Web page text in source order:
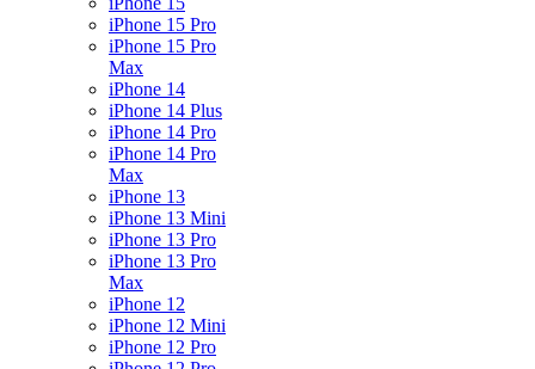
iPhone 15 Pro
iPhone 15 Pro
Max
iPhone 14
iPhone 14 Plus
iPhone 14 Pro
iPhone 14 Pro
Max
iPhone 13
iPhone 13 Mini
iPhone 13 Pro
iPhone 13 Pro
Max
iPhone 12
iPhone 12 Mini
iPhone 12 Pro